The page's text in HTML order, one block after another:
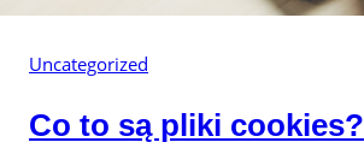
Uncategorized
Co to są pliki cookies?